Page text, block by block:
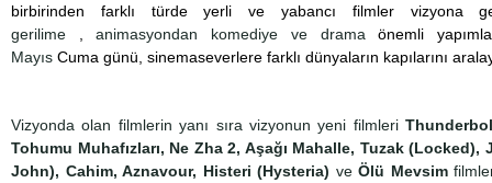
birbirinden farklı türde yerli ve yabancı filmler vizyona
gerilime
animasyondan komediye ve dramaönemli
Mayıs Cuma günü, sinemaseverlere farklı dünyaların kapılarını
Vizyonda olan filmlerin yanı sıra vizyonun yeni filmleri
Tohumu Muhafızları, Ne Zha 2, Aşağı Mahalle, Tuzak
John), Cahim, Aznavour, Histeri (Hysteria) ve Ölü Mevsim